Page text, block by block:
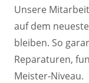
Unsere
auf dem
bleiben. So
Reparaturen,
Meister-Niveau.